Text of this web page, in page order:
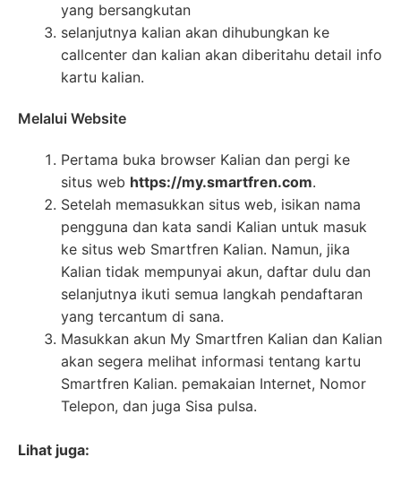
yang bersangkutan
selanjutnya kalian akan dihubungkan ke
callcenter dan kalian akan diberitahu detail info
kartu kalian.
Melalui Website
Pertama buka browser Kalian dan pergi ke
situs web https://my.smartfren.com.
Setelah memasukkan situs web, isikan nama
pengguna dan kata sandi Kalian untuk masuk
ke situs web Smartfren Kalian. Namun, jika
Kalian tidak mempunyai akun, daftar dulu dan
selanjutnya ikuti semua langkah pendaftaran
yang tercantum di sana.
Masukkan akun My Smartfren Kalian dan Kalian
akan segera melihat informasi tentang kartu
Smartfren Kalian. pemakaian Internet, Nomor
Telepon, dan juga Sisa pulsa.
Lihat juga: